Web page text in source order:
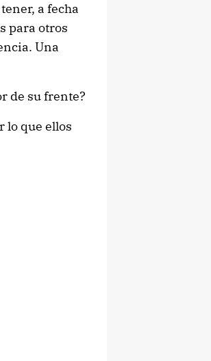
a fecha
para otros
Una
de su frente?
lo que ellos